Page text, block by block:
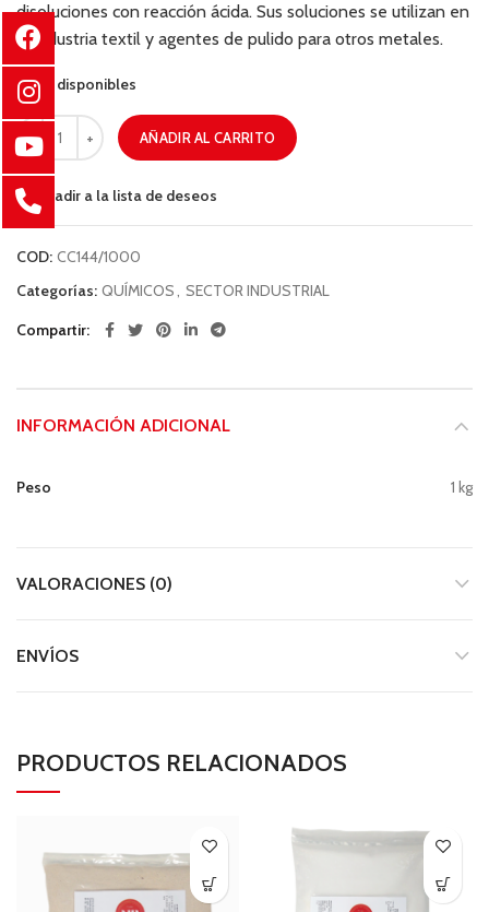
disoluciones con reacción ácida. Sus soluciones se utilizan en
la industria textil y agentes de pulido para otros metales.
95 disponibles
AÑADIR AL CARRITO
Añadir a la lista de deseos
COD: CC144/1000
Categorías: QUÍMICOS, SECTOR INDUSTRIAL
Compartir
INFORMACIÓN ADICIONAL
Peso 1 kg
VALORACIONES (0)
ENVÍOS
PRODUCTOS RELACIONADOS